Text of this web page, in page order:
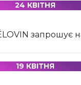
24 КВІТНЯ
запрошує
19 КВІТНЯ